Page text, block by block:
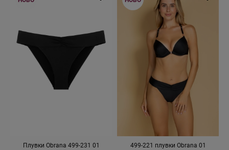
Плувки Obrana 499-231 01
499-221 плувки Obrana 01